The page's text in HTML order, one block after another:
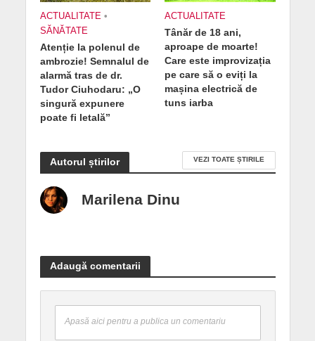
ACTUALITATE •
SĂNĂTATE
Atenție la polenul de
ambrozie! Semnalul de
alarmă tras de dr.
Tudor Ciuhodaru: „O
singură expunere
poate fi letală”
ACTUALITATE
Tânăr de 18 ani,
aproape de moarte!
Care este improvizația
pe care să o eviți la
mașina electrică de
tuns iarba
Autorul știrilor VEZI TOATE ȘTIRILE
Marilena Dinu
Adaugă comentarii
Apasă aici pentru a publica un comentariu